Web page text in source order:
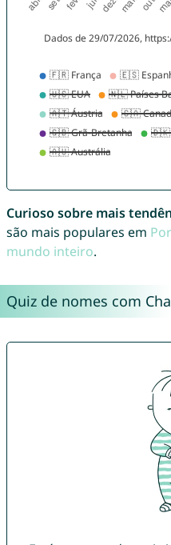
Curioso sobre mais
são mais populares em
mundo inteiro.
Quiz de nomes com